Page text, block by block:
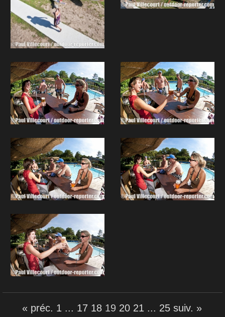
« préc. 1 ... 17 18 19 20 21 ... 25 suiv. »